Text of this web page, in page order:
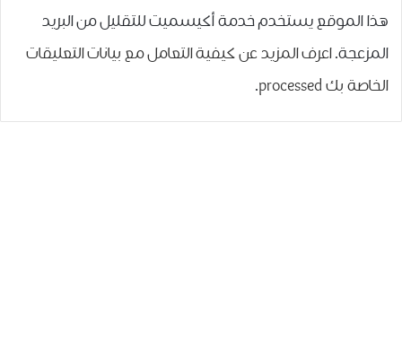
هذا الموقع يستخدم خدمة أكيسميت للتقليل من البريد
المزعجة.اعرف المزيد عن كيفية التعامل مع بيانات التعليقات
الخاصة بك processed
.